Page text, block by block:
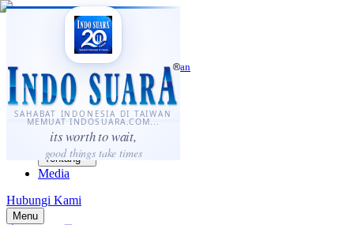
SAHABAT INDONESIA DI TAIWAN
MEMUAT INDOSUARA.COM...
its worth to wait,
good things take times
·...
⌘K
Sahabat Indonesia di Taiwan
Berita
Layanan
Komunitas
Panduan
Tentang
Media
Hubungi Kami
Menu